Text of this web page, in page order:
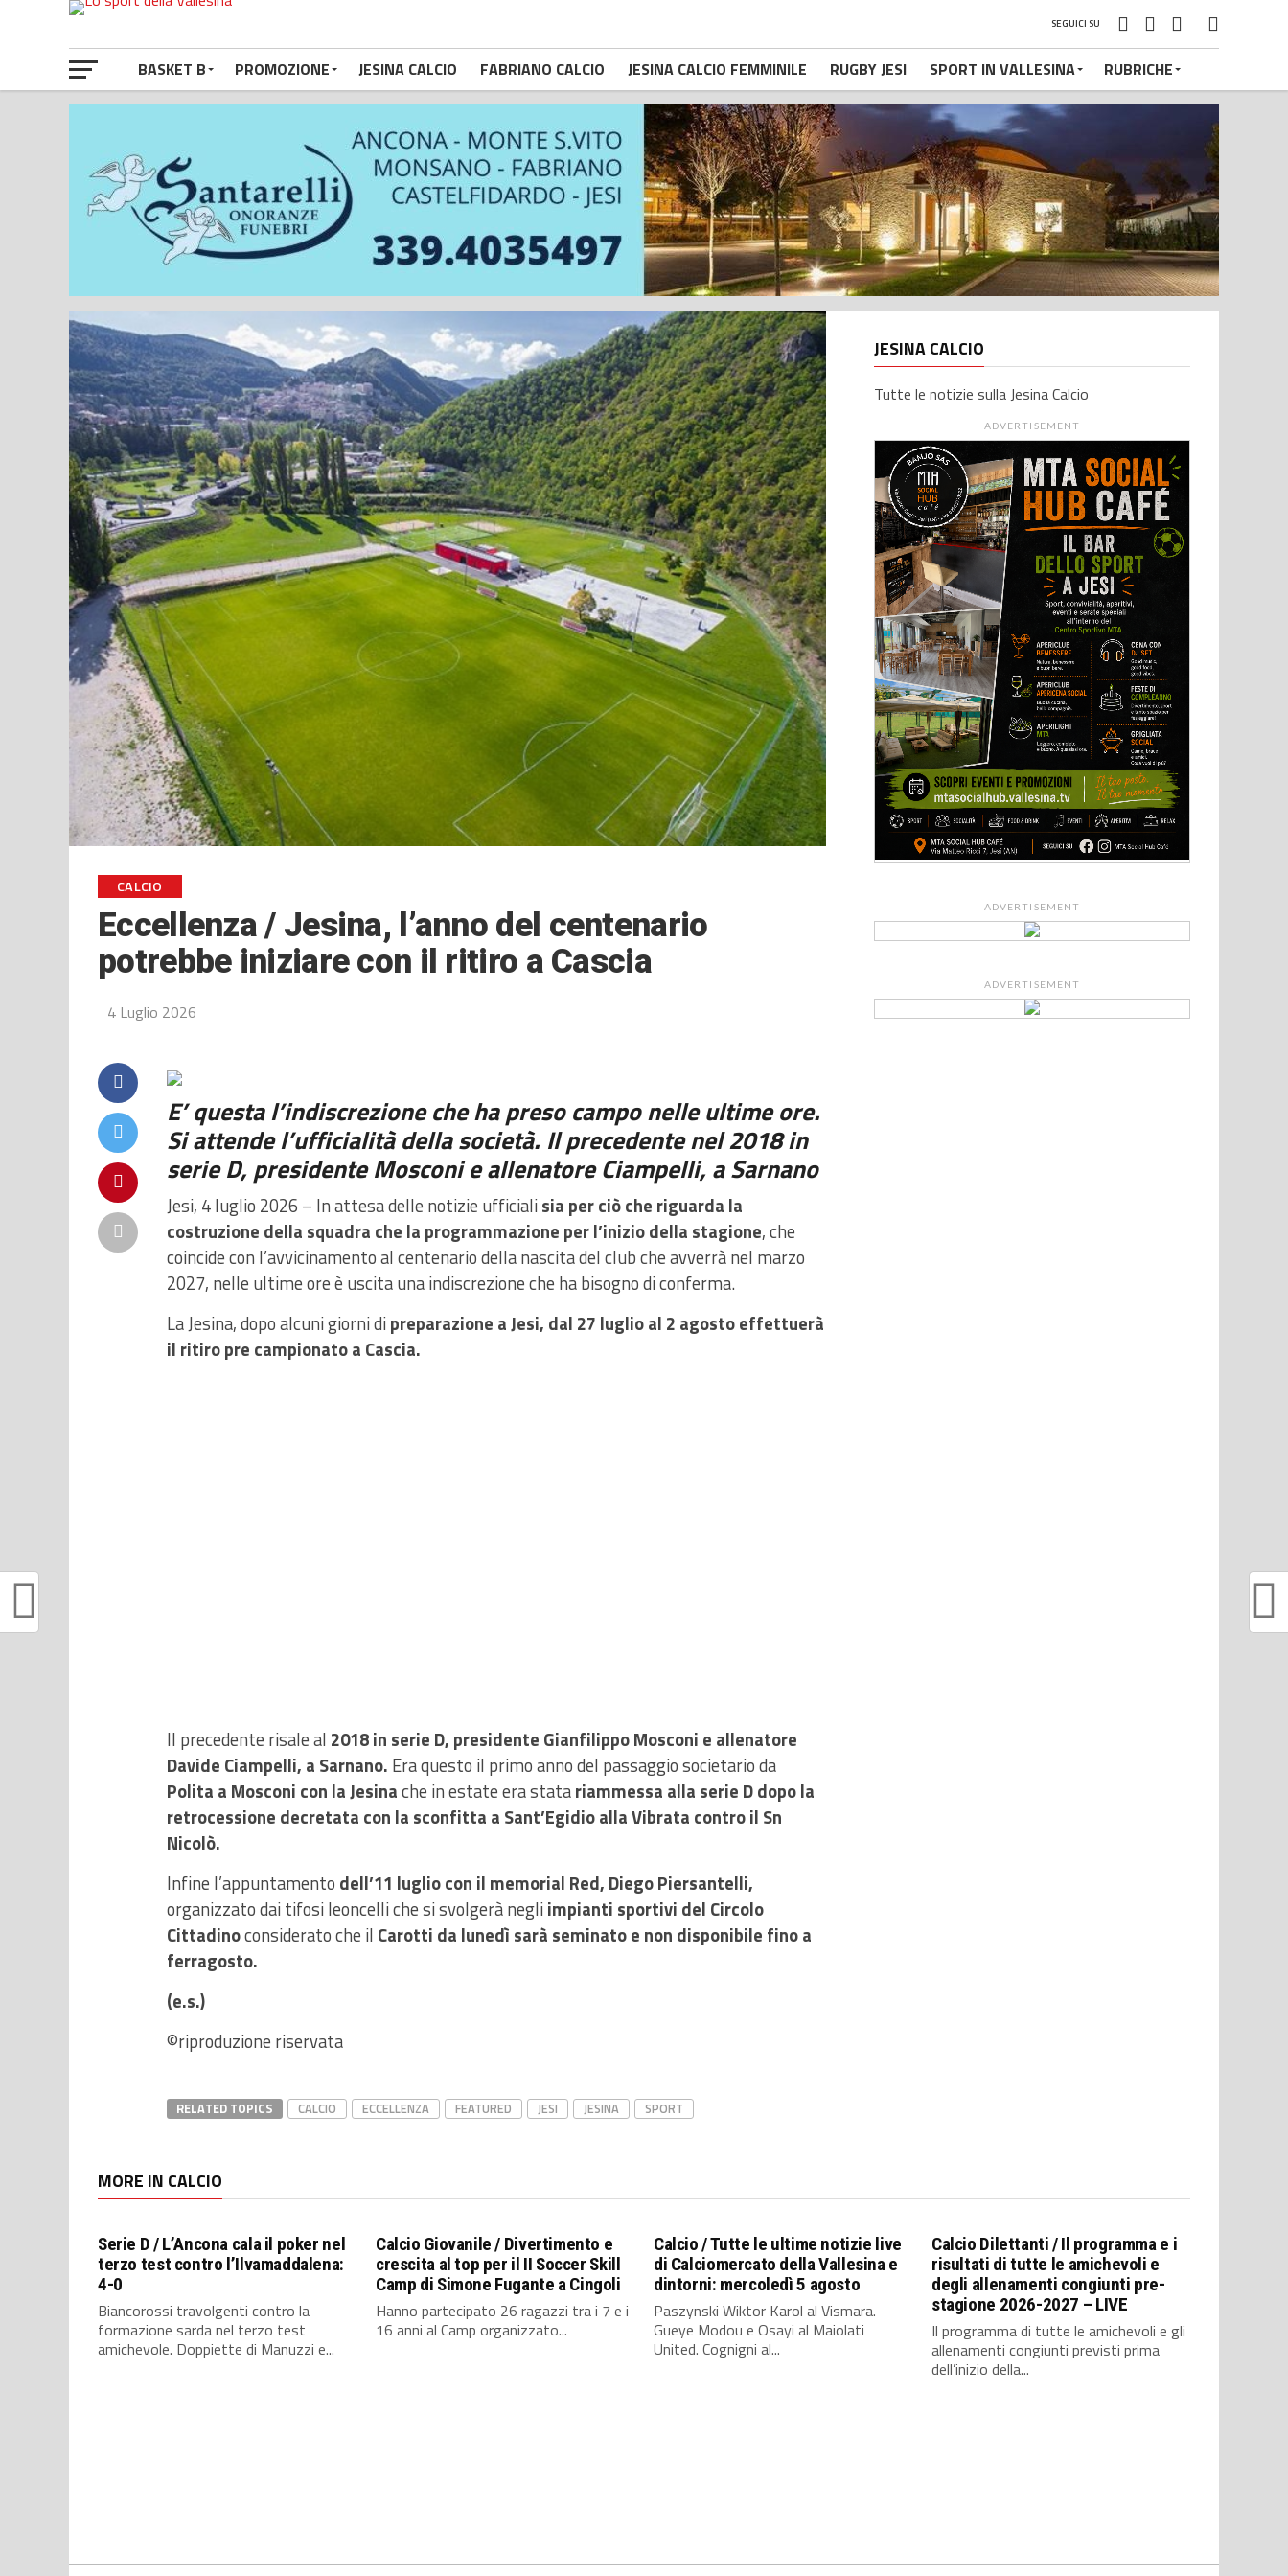
SEGUICI SU
BASKET B PROMOZIONE JESINA CALCIO FABRIANO CALCIO JESINA CALCIO FEMMINILE RUGBY JESI SPORT IN VALLESINA RUBRICHE
CALCIO
Eccellenza / Jesina, l’anno del centenario
potrebbe iniziare con il ritiro a Cascia
4 Luglio 2026
E’ questa l’indiscrezione che ha preso campo nelle ultime ore.
Si attende l’ufficialità della società. Il precedente nel 2018 in
serie D, presidente Mosconi e allenatore Ciampelli, a Sarnano
Jesi, 4 luglio 2026 – In attesa delle notizie ufficialisia per ciò che riguarda la
costruzione della squadra che la programmazione per l’inizio della stagione, che
coincide con l’avvicinamento al centenario della nascita del club che avverrà nel marzo
2027, nelle ultime ore è uscita una indiscrezione che ha bisogno di conferma.
La Jesina, dopo alcuni giorni dipreparazione a Jesi, dal 27 luglio al 2 agosto effettuerà
il ritiro pre campionato a Cascia.
Il precedente risale al 2018 in serie D, presidente Gianfilippo Mosconi e allenatore
Davide Ciampelli, a Sarnano. Era questo il primo anno del passaggio societario da
Polita a Mosconi con la Jesinache in estate era statariammessa alla serie D dopo la
retrocessione decretata con la sconfitta a Sant’Egidio alla Vibrata contro il Sn
Nicolò.
Infine l’appuntamento dell’11 luglio con il memorial Red, Diego Piersantelli,
organizzato dai tifosi leoncelli che si svolgerà negliimpianti sportivi del Circolo
Cittadinoconsiderato che il Carotti da lunedì sarà seminato e non disponibile fino a
ferragosto.
(e.s.)
©riproduzione riservata
RELATED TOPICS CALCIO ECCELLENZA FEATURED JESI JESINA SPORT
JESINA CALCIO
Tutte le notizie sulla Jesina Calcio
ADVERTISEMENT
ADVERTISEMENT
ADVERTISEMENT
MORE IN CALCIO
Serie D / L’Ancona cala il poker nel
terzo test contro l’Ilvamaddalena:
4-0
Biancorossi travolgenti contro la
formazione sarda nel terzo test
amichevole. Doppiette di Manuzzi e...
Calcio Giovanile / Divertimento e
crescita al top per il II Soccer Skill
Camp di Simone Fugante a Cingoli
Hanno partecipato 26 ragazzi tra i 7 e i
16 anni al Camp organizzato...
Calcio / Tutte le ultime notizie live
di Calciomercato della Vallesina e
dintorni: mercoledì 5 agosto
Paszynski Wiktor Karol al Vismara.
Gueye Modou e Osayi al Maiolati
United. Cognigni al...
Calcio Dilettanti / Il programma e i
risultati di tutte le amichevoli e
degli allenamenti congiunti pre-
stagione 2026-2027 – LIVE
Il programma di tutte le amichevoli e gli
allenamenti congiunti previsti prima
dell’inizio della...